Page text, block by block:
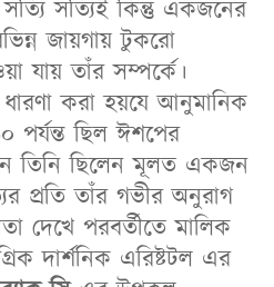
সত্যি সত্যিই কিন্তু একজনের
জায়গায় টুকরো
যায় তাঁর সম্পর্কে।
করা হয়যে আনুমানিক
পর্যন্ত ছিল ঈশপের
তিনি ছিলেন মূলত একজন
প্রতি তাঁর গভীর অনুরাগ
দেখে পরবর্তীতে মালিক
দার্শনিক এরিষ্টটল এর